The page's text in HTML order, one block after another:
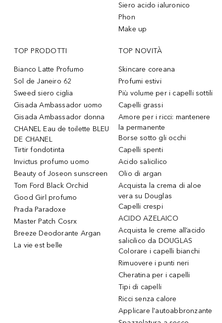
Siero acido ialuronico
Phon
Make up
TOP PRODOTTI
Bianco Latte Profumo
Sol de Janeiro 62
Sweed siero ciglia
Gisada Ambassador uomo
Gisada Ambassador donna
CHANEL Eau de toilette BLEU
DE CHANEL
Tirtir fondotinta
Invictus profumo uomo
Beauty of Joseon sunscreen
Tom Ford Black Orchid
Good Girl profumo
Prada Paradoxe
Master Patch Cosrx
Breeze Deodorante Argan
La vie est belle
TOP NOVITÀ
Skincare coreana
Profumi estivi
Più volume per i capelli sottili
Capelli grassi
Amore per i ricci: mantenere
la permanente
Borse sotto gli occhi
Capelli spenti
Acido salicilico
Olio di argan
Acquista la crema di aloe
vera su Douglas
Capelli crespi
ACIDO AZELAICO
Acquista le creme all’acido
salicilico da DOUGLAS
Colorare i capelli bianchi
Rimuovere i punti neri
Cheratina per i capelli
Tipi di capelli
Ricci senza calore
Applicare l'autoabbronzante